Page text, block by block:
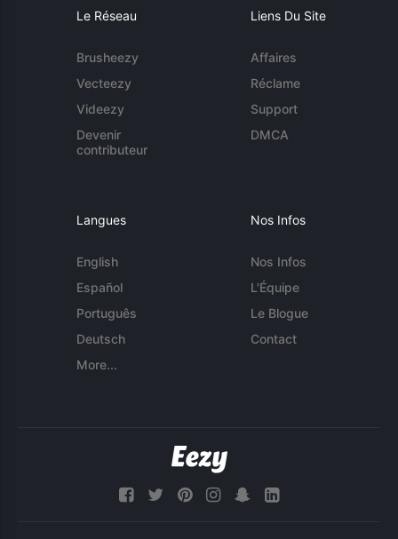
Le Réseau
Brusheezy
Vecteezy
Videezy
Devenir
contributeur
Liens Du Site
Affaires
Réclame
Support
DMCA
Langues
English
Español
Português
Deutsch
More...
Nos Infos
Nos Infos
L'Équipe
Le Blogue
Contact